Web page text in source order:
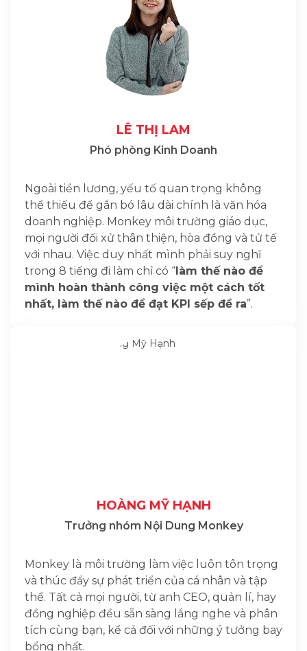
LÊ THỊ LAM
Phó phòng Kinh Doanh
Ngoài tiền lương, yếu tố quan trọng không
thể thiếu để gắn bó lâu dài chính là văn hóa
doanh nghiệp. Monkey môi trường giáo dục,
mọi người đối xử thân thiện, hòa đồng và tử tế
với nhau. Việc duy nhất mình phải suy nghĩ
trong 8 tiếng đi làm chỉ có “làm thế nào để
mình hoàn thành công việc một cách tốt
nhất, làm thế nào để đạt KPI sếp đề ra”.
HOÀNG MỸ HẠNH
Trưởng nhóm Nội Dung Monkey
Monkey là môi trường làm việc luôn tôn trọng
và thúc đẩy sự phát triển của cá nhân và tập
thể. Tất cả mọi người, từ anh CEO, quản lí, hay
đồng nghiệp đều sẵn sàng lắng nghe và phân
tích cùng bạn, kể cả đối với những ý tưởng bay
bổng nhất.